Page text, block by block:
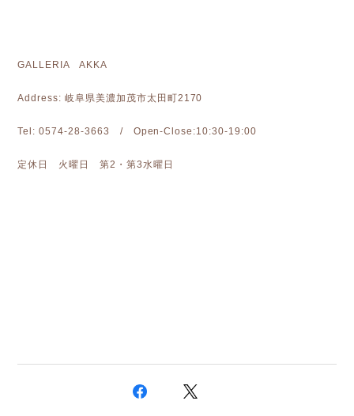
GALLERIA AKKA
Address: 岐阜県美濃加茂市太田町2170
Tel: 0574-28-3663 / Open-Close:10:30-19:00
定休日 火曜日 第2・第3水曜日